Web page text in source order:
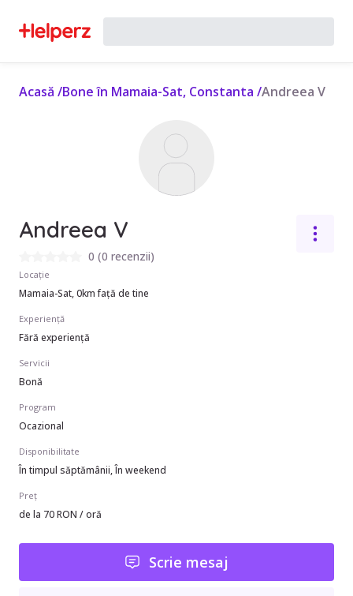
Acasă /Bone în Mamaia-Sat, Constanta /Andreea V
Andreea V
0 (0 recenzii)
Locație
Mamaia-Sat, 0km față de tine
Experiență
Fără experiență
Servicii
Bonă
Program
Ocazional
Disponibilitate
În timpul săptămânii, În weekend
Preț
de la 70 RON / oră
Scrie mesaj